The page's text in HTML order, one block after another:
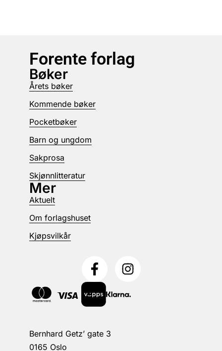
Forente forlag
Bernhard Getz’ gate 3
0165 Oslo
Bøker
Årets bøker
Kommende bøker
Pocketbøker
Barn og ungdom
Sakprosa
Skjønnlitteratur
Mer
Aktuelt
Om forlagshuset
Kjøpsvilkår